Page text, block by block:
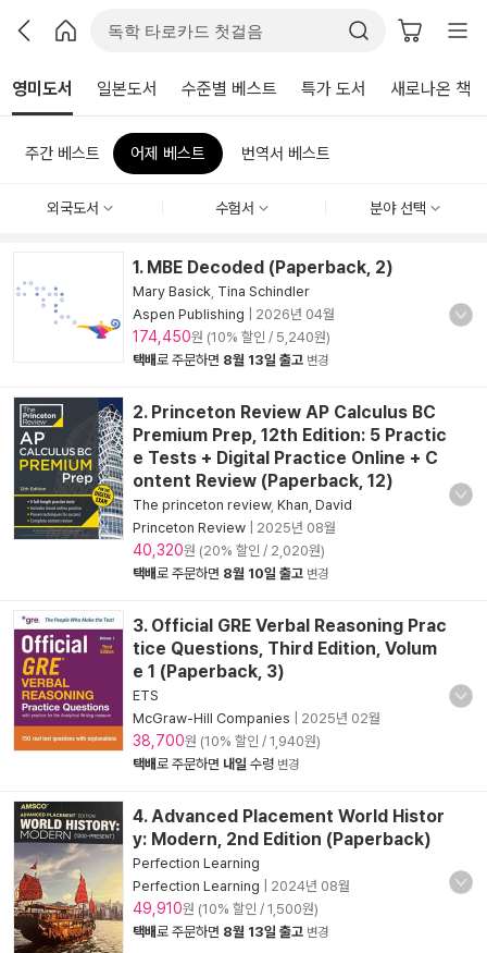
영미도서 일본도서 수준별 베스트 특가 도서 새로나온 책
주간 베스트 어제 베스트 번역서 베스트
외국도서 수험서 분야 선택
1. MBE Decoded (Paperback, 2)
Mary Basick Tina Schindler
Aspen Publishing
2026년 04월
174,450원 (10% 할인 / 5,240원)
택배로 주문하면 8월 13일 출고 변경
2. Princeton Review AP Calculus BC
Premium Prep, 12th Edition: 5 Practic
e Tests + Digital Practice Online + C
ontent Review (Paperback, 12)
The princeton review, Khan, David
Princeton Review
2025년 08월
40,320원 (20% 할인 / 2,020원)
택배로 주문하면 8월 10일 출고 변경
3. Official GRE Verbal Reasoning Prac
tice Questions, Third Edition, Volum
e 1 (Paperback, 3)
ETS
McGraw-Hill Companies
2025년 02월
38,700원 (10% 할인 / 1,940원)
택배로 주문하면 내일 수령 변경
4. Advanced Placement World Histor
y: Modern, 2nd Edition (Paperback)
Perfection Learning
Perfection Learning
2024년 08월
49,910원 (10% 할인 / 1,500원)
택배로 주문하면 8월 13일 출고 변경